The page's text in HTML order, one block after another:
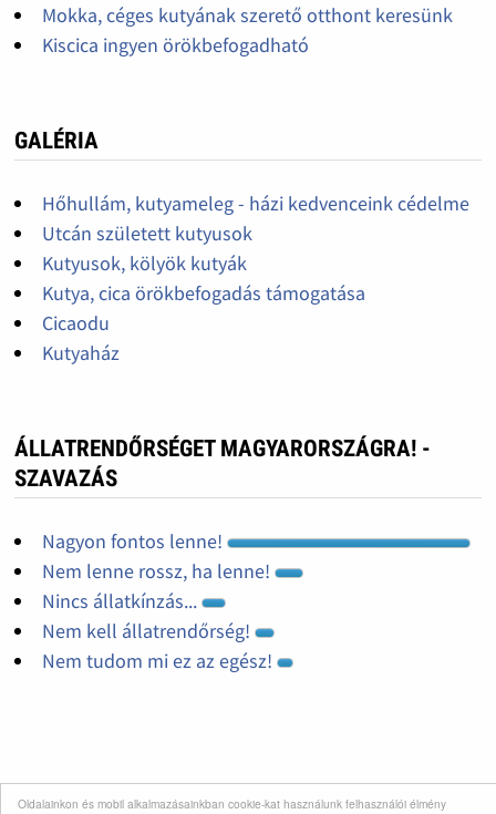
Oldalainkon és mobil alkalmazásainkban cookie-kat használunk felhasználói élmény
Mokka, céges kutyának szerető otthont keresünk
Kiscica ingyen örökbefogadható
GALÉRIA
Hőhullám, kutyameleg - házi kedvenceink cédelme
Utcán született kutyusok
Kutyusok, kölyök kutyák
Kutya, cica örökbefogadás támogatása
Cicaodu
Kutyaház
ÁLLATRENDŐRSÉGET MAGYARORSZÁGRA! -
SZAVAZÁS
Nagyon fontos lenne!
Nem lenne rossz, ha lenne!
Nincs állatkínzás...
Nem kell állatrendőrség!
Nem tudom mi ez az egész!